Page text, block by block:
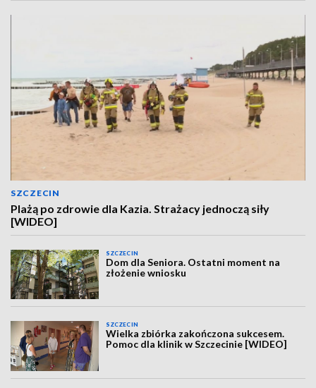
SZCZECIN
Plażą po zdrowie dla Kazia. Strażacy jednoczą siły
[WIDEO]
SZCZECIN
Dom dla Seniora. Ostatni moment na
złożenie wniosku
SZCZECIN
Wielka zbiórka zakończona sukcesem.
Pomoc dla klinik w Szczecinie [WIDEO]